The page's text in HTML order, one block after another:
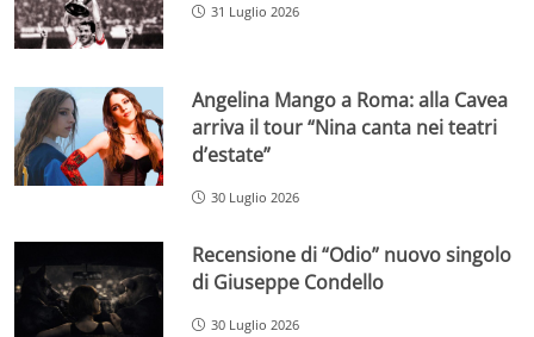
31 Luglio 2026
Angelina Mango a Roma: alla Cavea
arriva il tour “Nina canta nei teatri
d’estate”
30 Luglio 2026
Recensione di “Odio” nuovo singolo
di Giuseppe Condello
30 Luglio 2026